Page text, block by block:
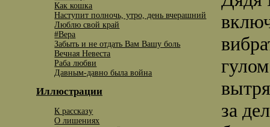
Как кошка
Наступит полночь, утро, день вчерашний
Люблю свой край
#Вера
Забыть и не отдать Вам Вашу боль
Вечная Невеста
Раба любви
Давным-давно была война
Иллюстрации
К рассказу
O лишениях
за